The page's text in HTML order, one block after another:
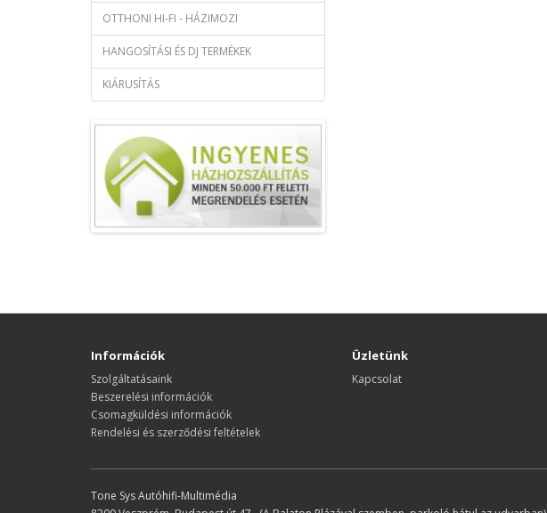
OTTHONI HI-FI - HÁZIMOZI
HANGOSÍTÁSI ÉS DJ TERMÉKEK
KIÁRUSÍTÁS
Információk
Szolgáltatásaink
Beszerelési információk
Csomagküldési információk
Rendelési és szerződési feltételek
Üzletünk
Kapcsolat
Tone Sys Autóhifi-Multimédia